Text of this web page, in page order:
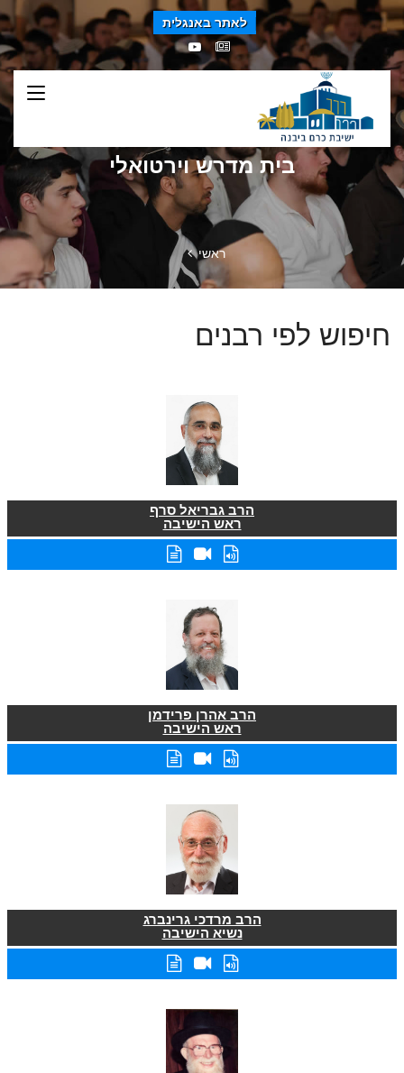
לאתר באנגלית
בית מדרש וירטואלי
ראשי
חיפוש לפי רבנים
הרב גבריאל סרף
ראש הישיבה
הרב אהרן פרידמן
ראש הישיבה
הרב מרדכי גרינברג
נשיא הישיבה